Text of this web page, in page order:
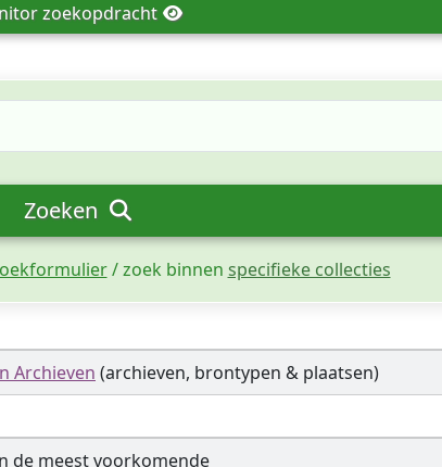
zoekopdracht
Zoeken
/ zoek binnen specifieke collecties
Archieven (archieven, brontypen & plaatsen)
de meest voorkomende